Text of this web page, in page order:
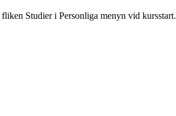
Studier i Personliga menyn vid kursstart.